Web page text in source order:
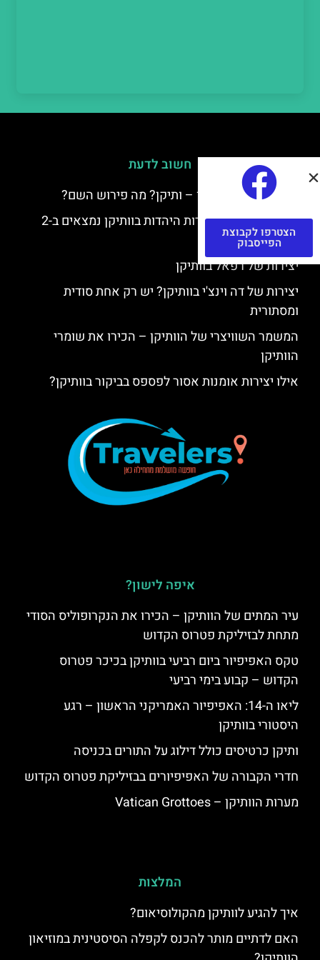
חשוב לדעת
למה קוראים לוותיקן – ותיקן? מה פירוש השם?
כתב יד ותיקן – אוצרות היהדות בוותיקן נמצאים ב-2
כתבי יד עתיקים
יצירות של רפאל בוותיקן
יצירות של דה וינצ'י בוותיקן? יש רק אחת סודית
ומסתורית
המשמר השוויצרי של הוותיקן – הכירו את שומרי
הוותיקן
אילו יצירות אומנות אסור לפספס בביקור בוותיקן?
איפה לישון?
עיר המתים של הוותיקן – הכירו את הנקרופוליס הסודי
מתחת לבזיליקת פטרוס הקדוש
טקס האפיפיור ביום רביעי בוותיקן בכיכר פטרוס
הקדוש – קבוע בימי רביעי
ליאו ה-14: האפיפיור האמריקני הראשון – רגע
היסטורי בוותיקן
ותיקן כרטיסים כולל דילוג על התורים בכניסה
חדרי הקבורה של האפיפיורים בבזיליקת פטרוס הקדוש
מערות הוותיקן – Vatican Grottoes
המלצות
איך להגיע לוותיקן מהקולוסיאום?
האם לדתיים מותר להכנס לקפלה הסיסטינית במוזיאון
הצטרפו לקבוצת
הפייסבוק